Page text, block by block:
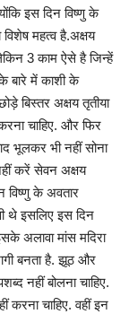
इस दिन विष्णु के
महत्व है.अक्षय
3 काम ऐसे है जिन्हें
बारे में काशी के
बिस्तर अक्षय तृतीया
चाहिए. और फिर
भूलकर भी नहीं सोना
करें सेवन अक्षय
विष्णु के अवतार
थे इसलिए इस दिन
अलावा मांस मदिरा
बनता है. झूठ और
नहीं बोलना चाहिए.
करना चाहिए. वहीं इन